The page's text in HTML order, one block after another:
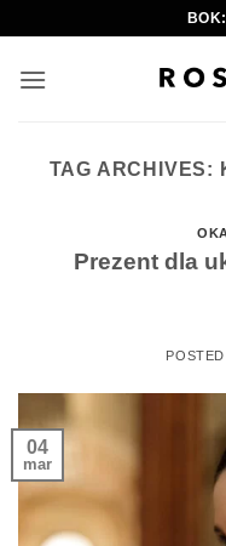
content
TAG ARCHIVES:
Prezent dla
04
mar